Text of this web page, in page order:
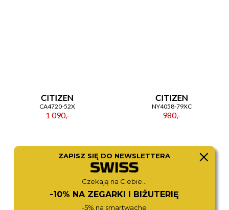
CITIZEN
CA4720-52X
1 090,-
CITIZEN
NY4058-79XC
980,-
ZAPISZ SIĘ DO NEWSLETTERA
Czekają na Ciebie...
-10% NA ZEGARKI I BIŻUTERIĘ
-5% na smartwache